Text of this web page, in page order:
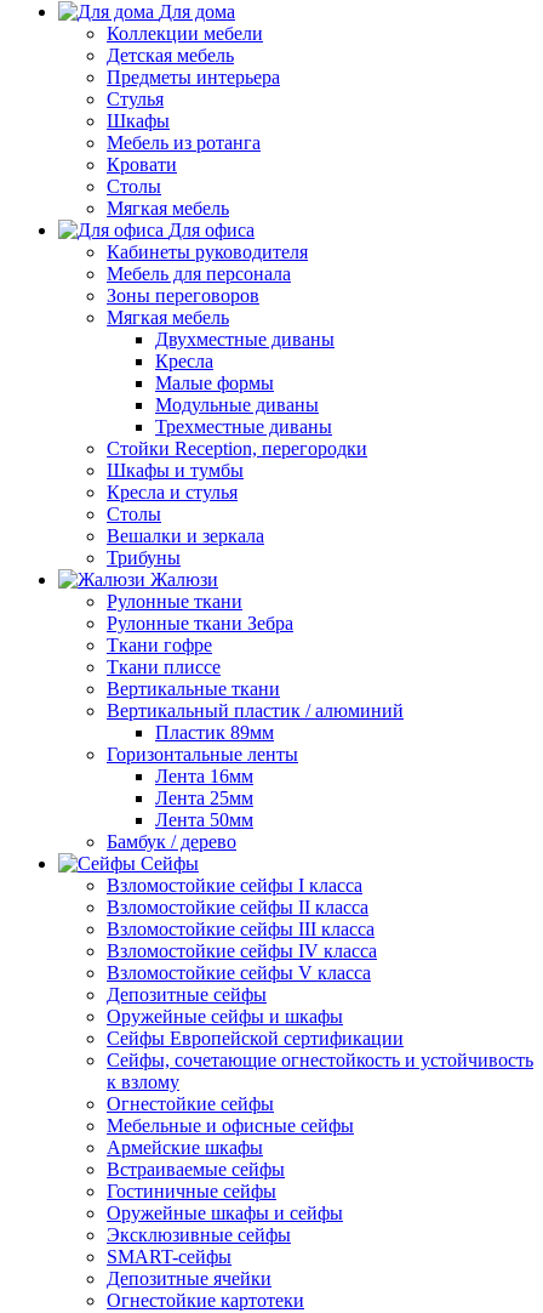
Для дома
Коллекции мебели
Детская мебель
Предметы интерьера
Стулья
Шкафы
Мебель из ротанга
Кровати
Столы
Мягкая мебель
Для офиса
Кабинеты руководителя
Мебель для персонала
Зоны переговоров
Мягкая мебель
Двухместные диваны
Кресла
Малые формы
Модульные диваны
Трехместные диваны
Стойки Reception, перегородки
Шкафы и тумбы
Кресла и стулья
Столы
Вешалки и зеркала
Трибуны
Жалюзи
Рулонные ткани
Рулонные ткани Зебра
Ткани гофре
Ткани плиссе
Вертикальные ткани
Вертикальный пластик / алюминий
Пластик 89мм
Горизонтальные ленты
Лента 16мм
Лента 25мм
Лента 50мм
Бамбук / дерево
Сейфы
Взломостойкие сейфы I класса
Взломостойкие сейфы II класса
Взломостойкие сейфы III класса
Взломостойкие сейфы IV класса
Взломостойкие сейфы V класса
Депозитные сейфы
Оружейные сейфы и шкафы
Сейфы Европейской сертификации
Сейфы, сочетающие огнестойкость и устойчивость
к взлому
Огнестойкие сейфы
Мебельные и офисные сейфы
Армейские шкафы
Встраиваемые сейфы
Гостиничные сейфы
Оружейные шкафы и сейфы
Эксклюзивные сейфы
SMART-сейфы
Депозитные ячейки
Огнестойкие картотеки